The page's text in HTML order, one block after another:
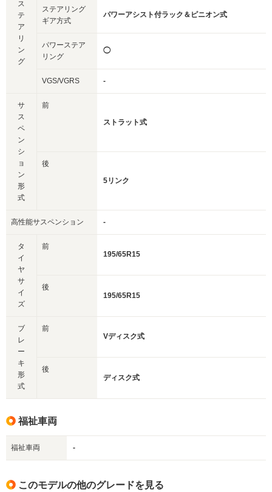
ス
テ
ア
リ
ン
グ
ステアリング
ギア方式
パワーアシスト付ラック＆ピニオン式
パワーステア
リング
◯
VGS/VGRS -
サ
ス
ペ
ン
シ
ョ
ン
形
式
前
ストラット式
後
5リンク
高性能サスペンション -
タ
イ
ヤ
サ
イ
ズ
前
195/65R15
後
195/65R15
ブ
レ
ー
キ
形
式
前
Vディスク式
後
ディスク式
福祉車両
福祉車両 -
このモデルの他のグレードを見る